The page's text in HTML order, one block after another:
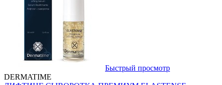
Быстрый просмотр
DERMATIME